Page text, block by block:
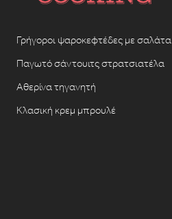
Γρήγοροι ψαροκεφτέδες με σαλάτα
Παγωτό σάντουιτς στρατσιατέλα
Αθερίνα τηγανητή
Κλασική κρεμ μπρουλέ